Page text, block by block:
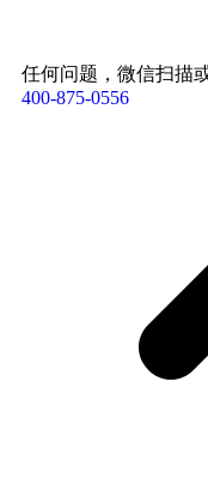
任何问题，微信扫描
400-875-0556​